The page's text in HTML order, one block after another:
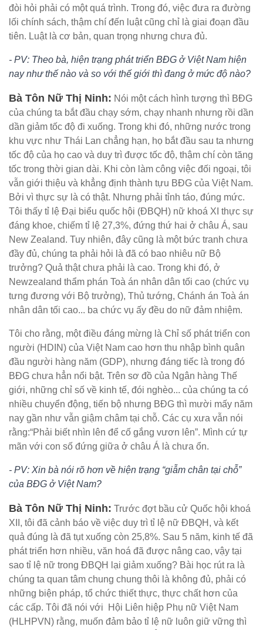
đòi hỏi phải có một quá trình. Trong đó, việc đưa ra đường
lối chính sách, thậm chí đến luật cũng chỉ là giai đoạn đầu
tiên. Luật là cơ bản, quan trọng nhưng chưa đủ.
- PV: Theo bà, hiện trạng phát triển BĐG ở Việt Nam hiện
nay như thế nào và so với thế giới thì đang ở mức độ nào?
Bà Tôn Nữ Thị Ninh: Nói một cách hình tượng thì BĐG
của chúng ta bắt đầu chạy sớm, chạy nhanh nhưng rồi dần
dần giảm tốc độ đi xuống. Trong khi đó, những nước trong
khu vực như Thái Lan chẳng hạn, họ bắt đầu sau ta nhưng
tốc độ của họ cao và duy trì được tốc độ, thậm chí còn tăng
tốc trong thời gian dài. Khi còn làm công việc đối ngoại, tôi
vẫn giới thiệu và khẳng định thành tựu BĐG của Việt Nam.
Bởi vì thực sự là có thật. Nhưng phải tỉnh táo, đúng mức.
Tôi thấy tỉ lệ Đại biểu quốc hội (ĐBQH) nữ khoá XI thực sự
đáng khoe, chiếm tỉ lệ 27,3%, đứng thứ hai ở châu Á, sau
New Zealand. Tuy nhiên, đây cũng là một bức tranh chưa
đầy đủ, chúng ta phải hỏi là đã có bao nhiêu nữ Bộ
trưởng? Quả thật chưa phải là cao. Trong khi đó, ở
Newzealand thẩm phán Toà án nhân dân tối cao (chức vụ
tưng đương với Bộ trưởng), Thủ tướng, Chánh án Toà án
nhân dân tối cao... ba chức vụ ấy đều do nữ đảm nhiệm.
Tôi cho rằng, một điều đáng mừng là Chỉ số phát triển con
người (HDIN) của Việt Nam cao hơn thu nhập bình quân
đầu người hàng năm (GDP), nhưng đáng tiếc là trong đó
BĐG chưa hẳn nổi bật. Trên sơ đồ của Ngân hàng Thế
giới, những chỉ số về kinh tế, đói nghèo... của chúng ta có
nhiều chuyển động, tiến bộ nhưng BĐG thì mười mấy năm
nay gần như vẫn giậm châm tại chỗ. Các cụ xưa vẫn nói
rằng:“Phải biết nhìn lên để cố gắng vươn lên”. Mình cứ tự
mãn với con số đứng giữa ở châu Á là chưa ổn.
- PV: Xin bà nói rõ hơn về hiện trạng “giẫm chân tại chỗ”
của BĐG ở Việt Nam?
Bà Tôn Nữ Thị Ninh: Trước đợt bầu cử Quốc hội khoá
XII, tôi đã cảnh báo về việc duy trì tỉ lệ nữ ĐBQH, và kết
quả đúng là đã tụt xuống còn 25,8%. Sau 5 năm, kinh tế đã
phát triển hơn nhiều, văn hoá đã được nâng cao, vậy tại
sao tỉ lệ nữ trong ĐBQH lại giảm xuống? Bài học rút ra là
chúng ta quan tâm chung chung thôi là không đủ, phải có
những biện pháp, tổ chức thiết thực, thực chất hơn của
các cấp. Tôi đã nói với Hội Liên hiệp Phụ nữ Việt Nam
(HLHPVN) rằng, muốn đảm bảo tỉ lệ nữ luôn giữ vững thì